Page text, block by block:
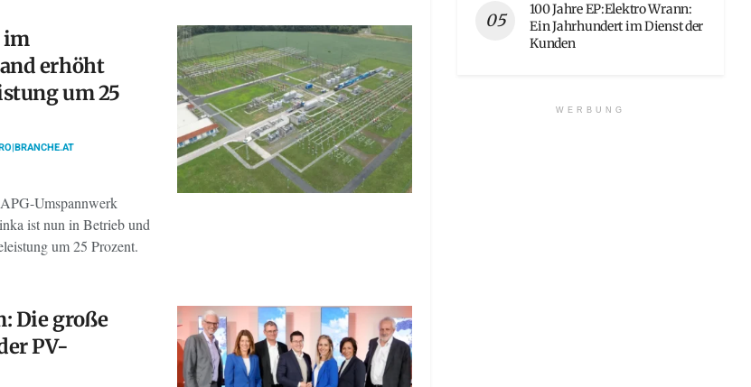
im
erhöht
um 25
Umspannwerk
ist nun in Betrieb und
um 25 Prozent.
Die große
PV-
100 Jahre EP:Elektro Wrann:
Ein Jahrhundert im Dienst der
Kunden
WERBUNG